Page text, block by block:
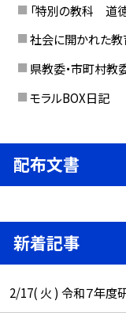
「特別の教科 道
社会に開かれた教
県教委・市町村教
モラルBOX日記
配布文書
新着記事
2/17( 火 ) 令和７年